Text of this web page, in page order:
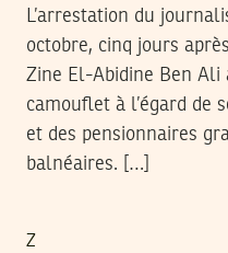
L’arrestation du
octobre, cinq jours
Zine El-Abidine Ben
camouflet à l’égard de
et des pensionnaires
balnéaires. […]
Z